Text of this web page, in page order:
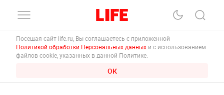
Посещая сайт life.ru, Вы соглашаетесь с приложенной
Политикой обработки Персональных данных и с использованием
файлов cookie, указанных в данной Политике.
ОК